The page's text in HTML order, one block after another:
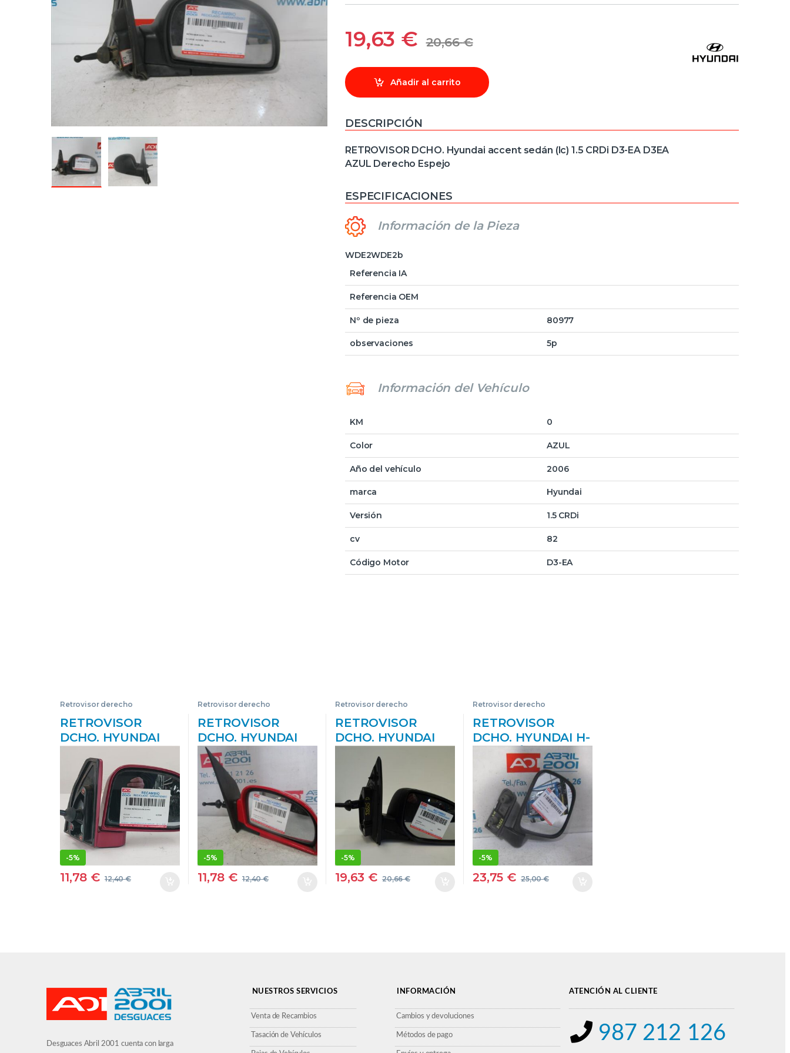
19,63 € 20,66€
Añadir al carrito
DESCRIPCIÓN
RETROVISOR DCHO. Hyundai accent sedán (lc) 1.5 CRDi D3-EA D3EA
AZUL Derecho Espejo
ESPECIFICACIONES
Información de la Pieza
WDE2WDE2b
Referencia IA
Referencia OEM
Nº de pieza 80977
observaciones 5p
Información del Vehículo
KM 0
Color AZUL
Año del vehículo 2006
marca Hyundai
Versión 1.5 CRDi
cv 82
Código Motor D3-EA
Retrovisor derecho
RETROVISOR
DCHO. HYUNDAI
1.1 G4HD 010139
10139 ROJO
DERECHO ESPEJO
-5%
11,78 € 12,40€
Retrovisor derecho
RETROVISOR
DCHO. HYUNDAI
GETZ (TB)(2002->)
1.5 CRDI D3-EA
D3EA ROJO
DERECHO ESPEJO
-5%
11,78 € 12,40€
Retrovisor derecho
RETROVISOR
DCHO. HYUNDAI
G4LA E4022889
ROJO DERECHO
ESPEJO
-5%
19,63 € 20,66€
Retrovisor derecho
RETROVISOR
DCHO. HYUNDAI H-
1 FURGÓN 2.5 TD
D4BH BLANCA
DERECHO ESPEJO
-5%
23,75 € 25,00€
Desguaces Abril 2001 cuenta con larga
NUESTROS SERVICIOS
Venta de Recambios
Tasación de Vehículos
INFORMACIÓN
Cambios y devoluciones
Métodos de pago
ATENCIÓN AL CLIENTE
987 212 126